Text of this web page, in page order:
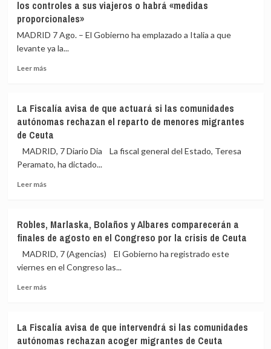
a
«cazar»
los
migrantes
que
la
directora
CNI
explique
qué
sabía
de
entrada
masiva
los controles a sus viajeros o habrá «medidas
proporcionales»
MADRID 7 Ago. – El Gobierno ha emplazado a Italia a que
levante ya la...
Leer másLeer
da
un
‘ultimátum’
a
Italia
de
3
los
controles
a
viajeros
o
La Fiscalía avisa de que actuará si las comunidades
autónomas rechazan el reparto de menores migrantes
de Ceuta
MADRID, 7 Diario Dia La fiscal general del Estado, Teresa
Peramato, ha dictado...
Leer másLeer
Fiscalía
avisa
de
si
rechazan
el
Robles, Marlaska, Bolaños y Albares comparecerán a
finales de agosto en el Congreso por la crisis de Ceuta
MADRID, 7 (Agencias) El Gobierno ha registrado este
viernes en el Congreso las...
Leer másLeer
Marlaska,
Bolaños
La Fiscalía avisa de que intervendrá si las comunidades
autónomas rechazan acoger migrantes de Ceuta